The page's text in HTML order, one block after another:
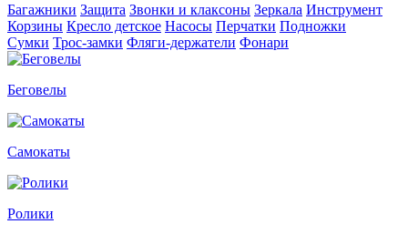
Багажники Защита Звонки и клаксоны Зеркала Инструмент
Корзины Кресло детское Насосы Перчатки Подножки
Сумки Трос-замки Фляги-держатели Фонари
Беговелы
Самокаты
Ролики